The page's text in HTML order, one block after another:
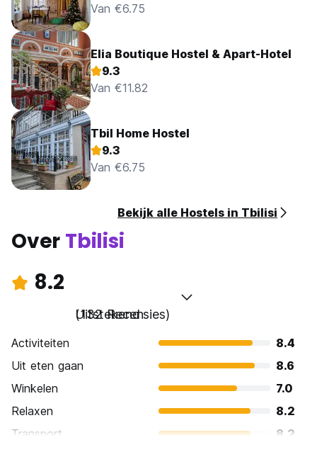
Van €6.75
Elia Boutique Hostel & Apart-Hotel
9.3
Van €11.82
Tbil Home Hostel
9.3
Van €6.75
Bekijk alle Hostels in Tbilisi
Over Tbilisi
8.2
Uitstekend
(132 Recensies)
Activiteiten
8.4
Uit eten gaan
8.6
Winkelen
7.0
Relaxen
8.2
Transport
8.2